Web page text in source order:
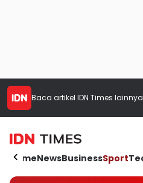
Baca artikel IDN Times lainnya
HomeNewsBusinessSport